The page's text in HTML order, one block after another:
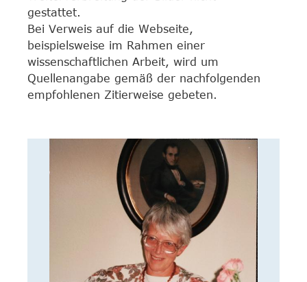
gestattet.
Bei Verweis auf die Webseite,
beispielsweise im Rahmen einer
wissenschaftlichen Arbeit, wird um
Quellenangabe gemäß der nachfolgenden
empfohlenen Zitierweise gebeten.